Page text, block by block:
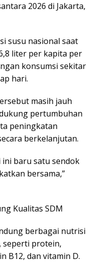
2026 di Jakarta,
susu nasional saat
liter per kapita per
konsumsi sekitar
hari.
masih jauh
pertumbuhan
peningkatan
berkelanjutan.
ini baru satu sendok
bersama,”
Kualitas SDM
berbagai nutrisi
seperti protein,
B12, dan vitamin D.